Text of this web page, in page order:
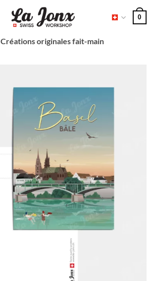
0
Créations originales fait-main